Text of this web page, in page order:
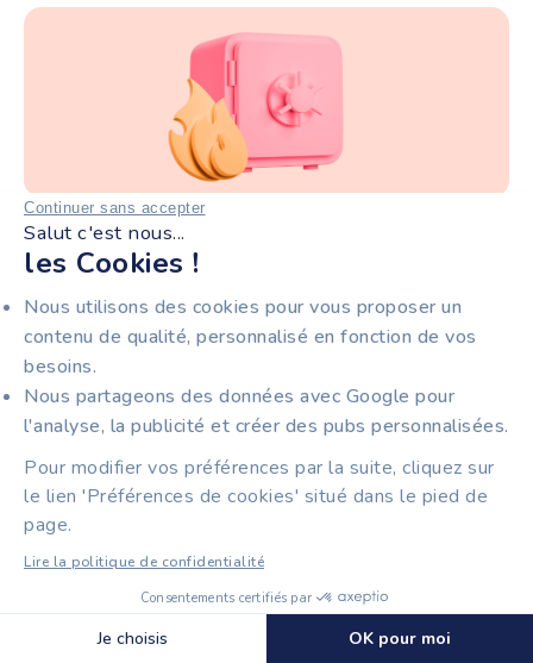
Continuer sans accepter
Salut c'est nous...
les Cookies !
Nous utilisons des cookies pour vous proposer un
contenu de qualité, personnalisé en fonction de vos
besoins.
Nous partageons des données avec Google pour
l'analyse, la publicité et créer des pubs personnalisées.
Pour modifier vos préférences par la suite, cliquez sur
le lien 'Préférences de cookies' situé dans le pied de
page.
Lire la politique de confidentialité
Consentements certifiés par
Je choisis OK pour moi
🍪 Cookies
7 min Facturation
TOP 7 DES MEILLEURS LOGICIELS DE FACTURATION
POUR LES ARCHITECTES
PRÉ-COMPTABILITÉ : MOINS DE TEMPS ET PLUS DE
VISIBILITÉ